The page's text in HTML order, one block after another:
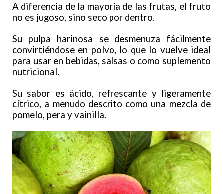
A diferencia de la mayoría de las frutas, el fruto
no es jugoso, sino seco por dentro.
Su pulpa harinosa se desmenuza fácilmente
convirtiéndose en polvo, lo que lo vuelve ideal
para usar en bebidas, salsas o como suplemento
nutricional.
Su sabor es ácido, refrescante y ligeramente
cítrico, a menudo descrito como una mezcla de
pomelo, pera y vainilla.